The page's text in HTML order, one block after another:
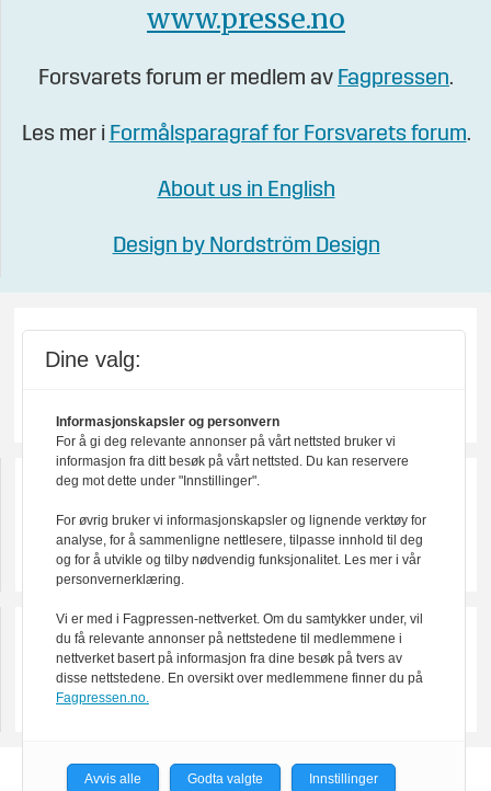
www.presse.no
Forsvarets forum er medlem av Fagpressen.
Les mer i Formålsparagraf for Forsvarets forum.
About us in English
Design by Nordström Design
Dine valg:
Informasjonskapsler og personvern
For å gi deg relevante annonser på vårt nettsted bruker vi
informasjon fra ditt besøk på vårt nettsted. Du kan reservere
deg mot dette under "Innstillinger".
For øvrig bruker vi informasjonskapsler og lignende verktøy for
analyse, for å sammenligne nettlesere, tilpasse innhold til deg
og for å utvikle og tilby nødvendig funksjonalitet. Les mer i vår
personvernerklæring.
Vi er med i Fagpressen-nettverket. Om du samtykker under, vil
du få relevante annonser på nettstedene til medlemmene i
nettverket basert på informasjon fra dine besøk på tvers av
disse nettstedene. En oversikt over medlemmene finner du på
Fagpressen.no.
Avvis alle Godta valgte Innstillinger